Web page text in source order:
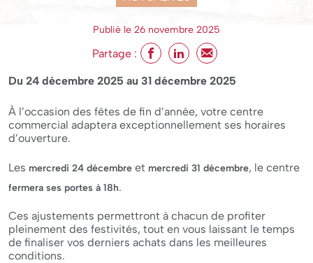
Publié le 26 novembre 2025
Partage :
Du 24 décembre 2025 au 31 décembre 2025
À l’occasion des fêtes de fin d’année, votre centre
commercial adaptera exceptionnellement ses horaires
d’ouverture.
Les mercredi 24 décembre et mercredi 31 décembre, le centre
fermera ses portes à 18h.
Ces ajustements permettront à chacun de profiter
pleinement des festivités, tout en vous laissant le temps
de finaliser vos derniers achats dans les meilleures
conditions.